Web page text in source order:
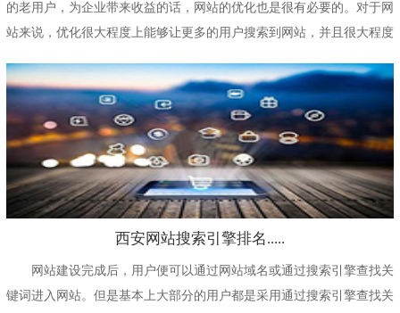
的老用户，为企业带来收益的话，网站的优化也是很有必要的。对于网
站来说，优化很大程度上能够让更多的用户搜索到网站，并且很大程度
西安网站搜索引擎排名.....
网站建设完成后，用户便可以通过网站域名或通过搜索引擎查找关
键词进入网站。但是基本上大部分的用户都是采用通过搜索引擎查找关